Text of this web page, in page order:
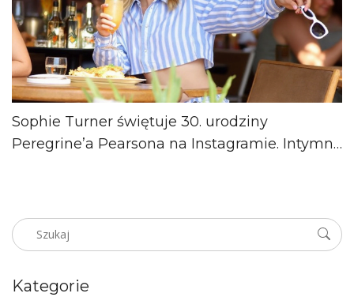
Sophie Turner świętuje 30. urodziny
Peregrine’a Pearsona na Instagramie. Intymne
Kategorie